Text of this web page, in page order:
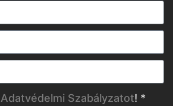
Adatvédelmi Szabályzatot! *